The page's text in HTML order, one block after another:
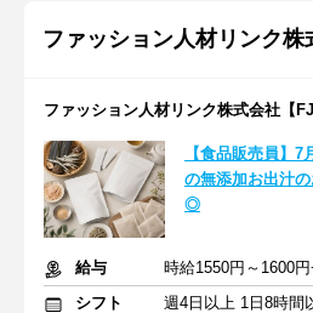
ファッション人材リンク株
ファッション人材リンク株式会社【
【食品販売員】
の無添加お出汁
◎
給与
時給1550円～1600
シフト
週4日以上 1日8時間